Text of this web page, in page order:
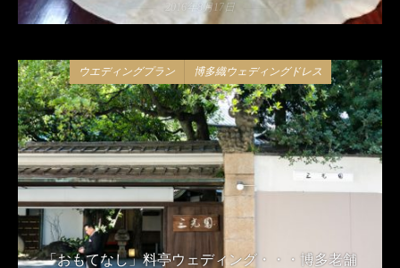
2016年8月17日
ウエディングプラン 博多織ウェディングドレス
「おもてなし」料亭ウェディング・・・博多老舗